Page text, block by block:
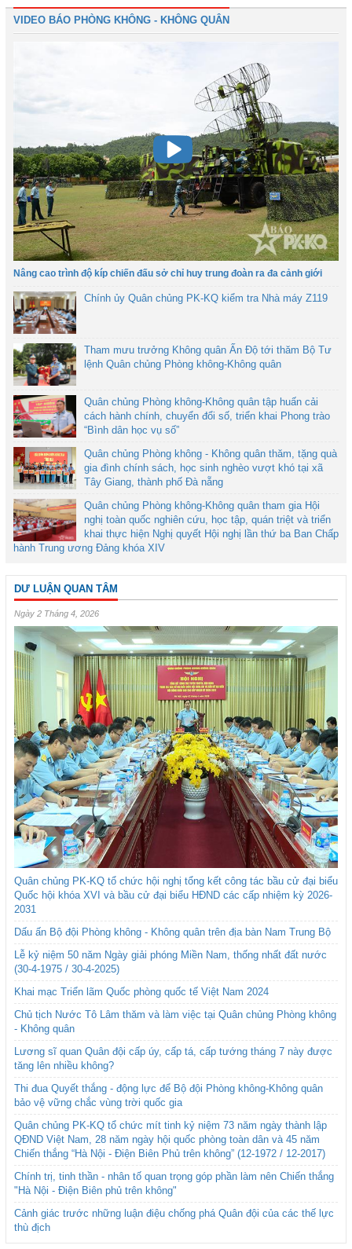
VIDEO BÁO PHÒNG KHÔNG - KHÔNG QUÂN
Nâng cao trình độ kíp chiến đấu sở chỉ huy trung đoàn ra đa cảnh giới
Chính ủy Quân chủng PK-KQ kiểm tra Nhà máy Z119
Tham mưu trưởng Không quân Ấn Độ tới thăm Bộ Tư
lệnh Quân chủng Phòng không-Không quân
Quân chủng Phòng không-Không quân tập huấn cải
cách hành chính, chuyển đổi số, triển khai Phong trào
“Bình dân học vụ số”
Quân chủng Phòng không - Không quân thăm, tặng quà
gia đình chính sách, học sinh nghèo vượt khó tại xã
Tây Giang, thành phố Đà nẵng
Quân chủng Phòng không-Không quân tham gia Hội
nghị toàn quốc nghiên cứu, học tập, quán triệt và triển
khai thực hiện Nghị quyết Hội nghị lần thứ ba Ban Chấp
hành Trung ương Đảng khóa XIV
DƯ LUẬN QUAN TÂM
Ngày 2 Tháng 4, 2026
Quân chủng PK-KQ tổ chức hội nghị tổng kết công tác bầu cử đại biểu
Quốc hội khóa XVI và bầu cử đại biểu HĐND các cấp nhiệm kỳ 2026-
2031
Dấu ấn Bộ đội Phòng không - Không quân trên địa bàn Nam Trung Bộ
Lễ kỷ niệm 50 năm Ngày giải phóng Miền Nam, thống nhất đất nước
(30-4-1975 / 30-4-2025)
Khai mạc Triển lãm Quốc phòng quốc tế Việt Nam 2024
Chủ tịch Nước Tô Lâm thăm và làm việc tại Quân chủng Phòng không
- Không quân
Lương sĩ quan Quân đội cấp úy, cấp tá, cấp tướng tháng 7 này được
tăng lên nhiều không?
Thi đua Quyết thắng - động lực để Bộ đội Phòng không-Không quân
bảo vệ vững chắc vùng trời quốc gia
Quân chủng PK-KQ tổ chức mít tinh kỷ niệm 73 năm ngày thành lập
QĐND Việt Nam, 28 năm ngày hội quốc phòng toàn dân và 45 năm
Chiến thắng “Hà Nội - Điện Biên Phủ trên không” (12-1972 / 12-2017)
Chính trị, tinh thần - nhân tố quan trọng góp phần làm nên Chiến thắng
"Hà Nội - Điện Biên phủ trên không"
Cảnh giác trước những luận điệu chống phá Quân đội của các thế lực
thù địch